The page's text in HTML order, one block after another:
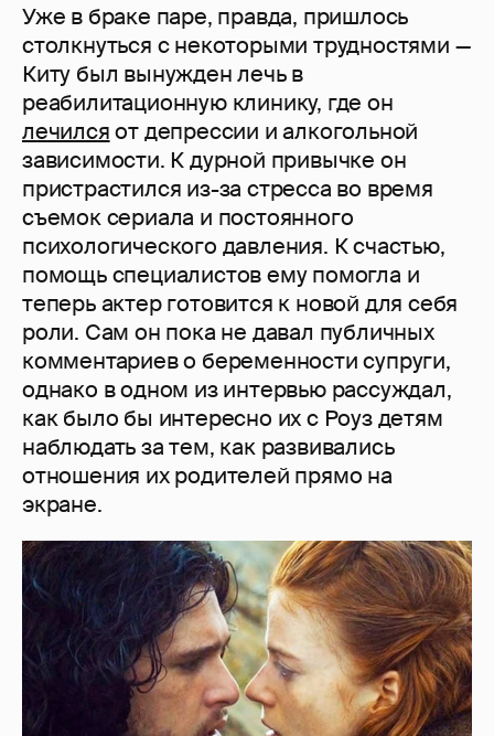
Уже в браке паре, правда, пришлось
столкнуться с некоторыми трудностями —
Киту был вынужден лечь в
реабилитационную клинику, где он
лечилсяот депрессии и алкогольной
зависимости. К дурной привычке он
пристрастился из-за стресса во время
съемок сериала и постоянного
психологического давления. К счастью,
помощь специалистов ему помогла и
теперь актер готовится к новой для себя
роли. Сам он пока не давал публичных
комментариев о беременности супруги,
однако в одном из интервью рассуждал,
как было бы интересно их с Роуз детям
наблюдать за тем, как развивались
отношения их родителей прямо на
экране.